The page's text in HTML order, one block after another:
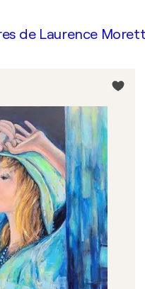
de Laurence